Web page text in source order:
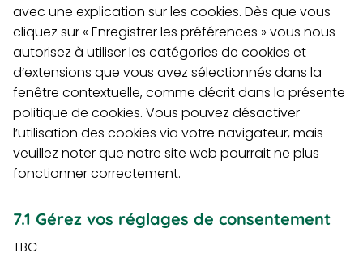
avec une explication sur les cookies. Dès que vous
cliquez sur « Enregistrer les préférences » vous nous
autorisez à utiliser les catégories de cookies et
d’extensions que vous avez sélectionnés dans la
fenêtre contextuelle, comme décrit dans la présente
politique de cookies. Vous pouvez désactiver
l’utilisation des cookies via votre navigateur, mais
veuillez noter que notre site web pourrait ne plus
fonctionner correctement.
7.1 Gérez vos réglages de consentement
TBC